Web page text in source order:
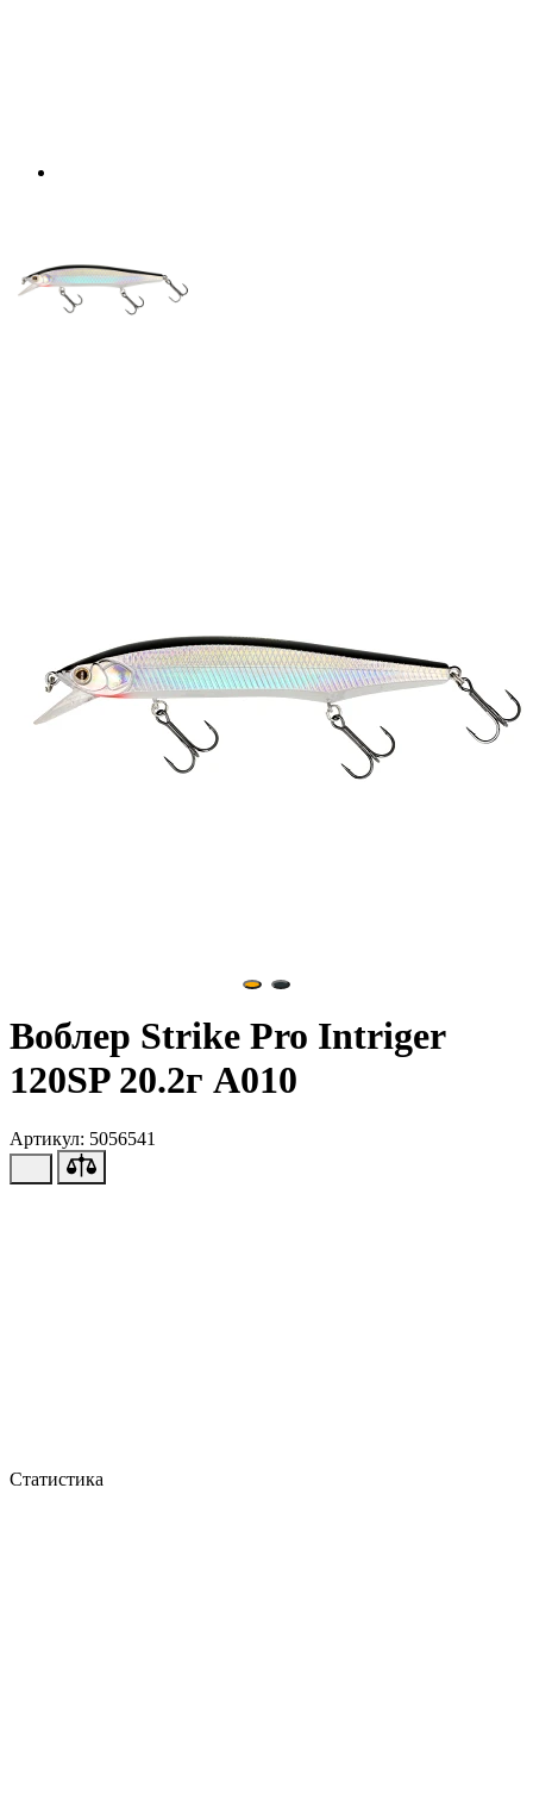
Воблер Strike Pro Intriger
120SP 20.2г A010
Артикул: 5056541
Статистика